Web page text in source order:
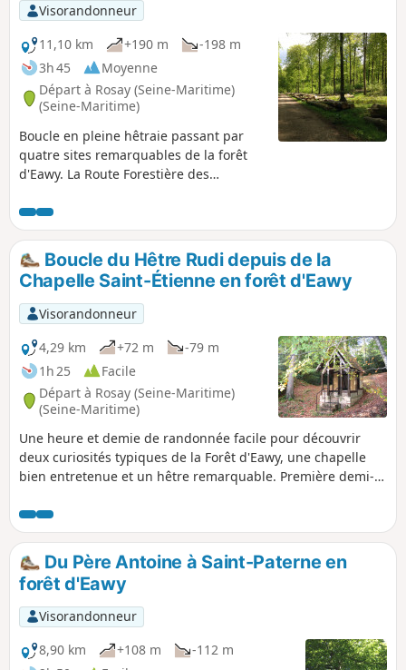
Visorandonneur
11,10 km
+190 m
-198 m
3h 45
Moyenne
Départ à Rosay (Seine-Maritime)
(Seine-Maritime)
Boucle en pleine hêtraie passant par
quatre sites remarquables de la forêt
d'Eawy. La Route Forestière des
l'arboretum du Roi de Rome aux Ventes-
Saint-Rémy, sur les hauteurs de Rosay,
le Hêtre Rudi et la petite Chapelle Saint-
Étienne. Ce circuit propose de partir
d'une traite vers le point le plus au Nord
et de découvrir les quatre sites sur le
chemin du retour.
Boucle du Hêtre Rudi depuis de la
Chapelle Saint-Étienne en forêt d'Eawy
Visorandonneur
4,29 km
+72 m
-79 m
1h 25
Facile
Départ à Rosay (Seine-Maritime)
(Seine-Maritime)
Une heure et demie de randonnée facile pour découvrir
deux curiosités typiques de la Forêt d'Eawy, une chapelle
bien entretenue et un hêtre remarquable. Première demi-
heure facile de découverte en forêt.
Du Père Antoine à Saint-Paterne en
forêt d'Eawy
Visorandonneur
8,90 km
+108 m
-112 m